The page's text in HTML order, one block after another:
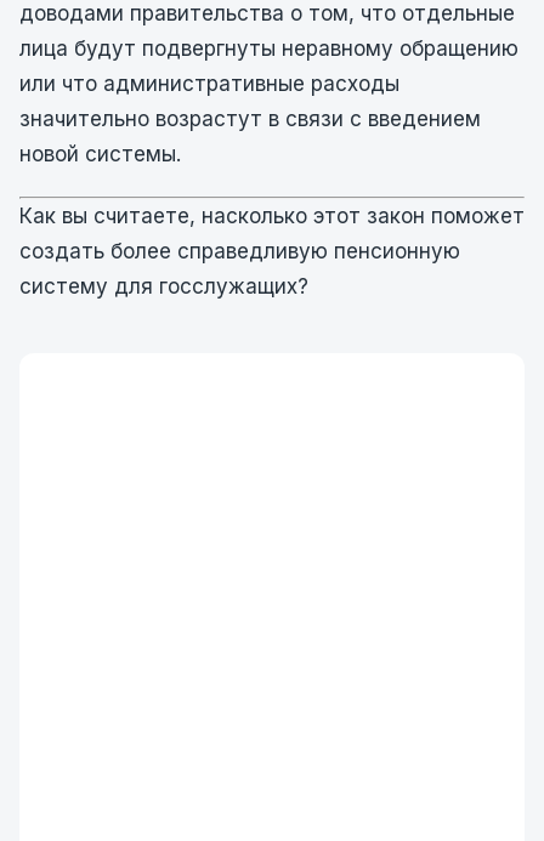
доводами правительства о том, что отдельные
лица будут подвергнуты неравному обращению
или что административные расходы
значительно возрастут в связи с введением
новой системы.
Как вы считаете, насколько этот закон поможет
создать более справедливую пенсионную
систему для госслужащих?